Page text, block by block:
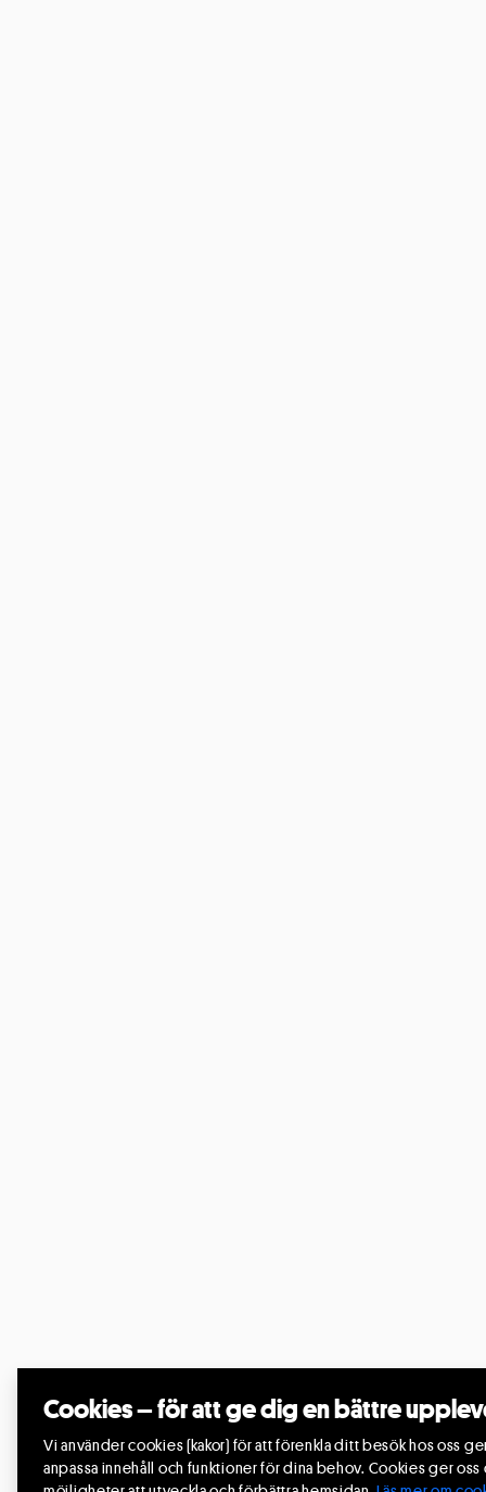
Cookies – för att ge dig en bättre
Vi använder cookies (kakor) för att förenkla ditt besök hos oss
anpassa innehåll och funktioner för dina behov. Cookies ger oss